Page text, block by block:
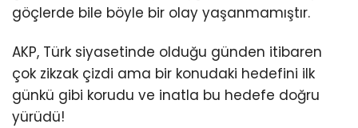
göçlerde bile böyle bir olay yaşanmamıştır.
AKP, Türk siyasetinde olduğu günden itibaren
çok zikzak çizdi ama bir konudaki hedefini ilk
günkü gibi korudu ve inatla bu hedefe doğru
yürüdü!